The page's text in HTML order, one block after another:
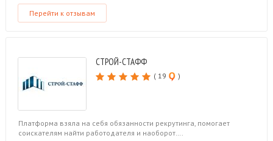
Перейти к отзывам
СТРОЙ-СТАФФ
( 19 )
Платформа взяла на себя обязанности рекрутинга, помогает
соискателям найти работодателя и наоборот….